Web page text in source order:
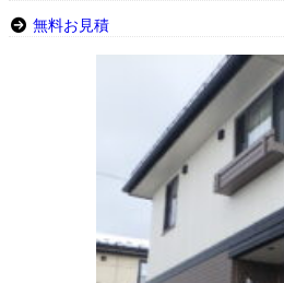
無料お見積